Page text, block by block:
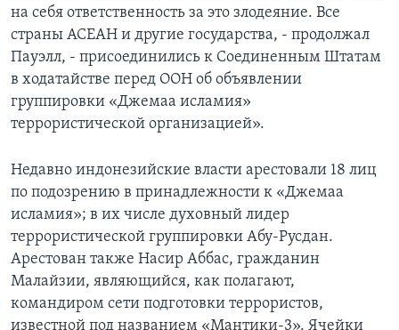
Языки
на себя ответственность за это злодеяние. Все
страны АСЕАН и другие государства, - продолжал
Пауэлл, - присоединились к Соединенным Штатам
в ходатайстве перед ООН об объявлении
группировки «Джемаа исламия»
террористической организацией».
Недавно индонезийские власти арестовали 18 лиц
по подозрению в принадлежности к «Джемаа
исламия»; в их числе духовный лидер
террористической группировки Абу-Русдан.
Арестован также Насир Аббас, гражданин
Малайзии, являющийся, как полагают,
командиром сети подготовки террористов,
известной под названием «Мантики-3». Ячейки